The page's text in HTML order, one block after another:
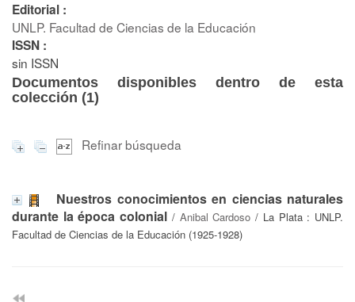
Editorial :
UNLP. Facultad de Ciencias de la Educación
ISSN :
sin ISSN
Documentos disponibles dentro de esta
colección (1)
Refinar búsqueda
Nuestros conocimientos en ciencias naturales
durante la época colonial / Anibal Cardoso / La Plata : UNLP.
Facultad de Ciencias de la Educación (1925-1928)